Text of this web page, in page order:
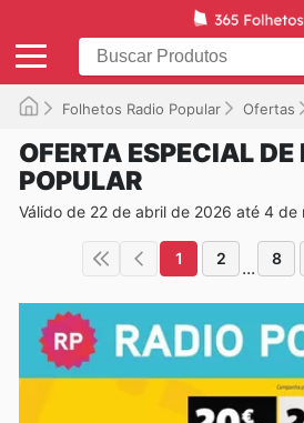
Folhetos Radio Popular Ofertas
OFERTA ESPECIAL DE
POPULAR
Válido de 22 de abril de 2026 até 4 de
1 2 ... 8